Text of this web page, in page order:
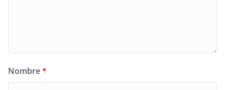
Nombre*